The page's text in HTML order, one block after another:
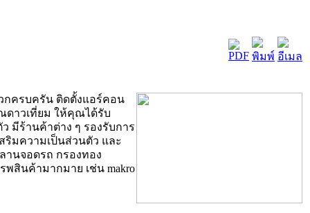
กครบครัน ติดตั้งแอร์คอน
ณดาวเที่ยม ให้คุณได้รับ
มีร้านค้าต่าง ๆ รองรับการ
ริมความเป็นส่วนตัว และ
านจอดรถ กรองทอง
สินค้ามากมาย เช่น makro